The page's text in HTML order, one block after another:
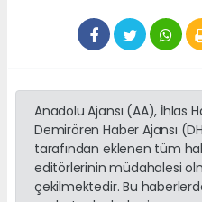
Anadolu Ajansı (AA), İhlas
Demirören Haber Ajansı
tarafından eklenen tüm
editörlerinin müdahalesi
çekilmektedir. Bu